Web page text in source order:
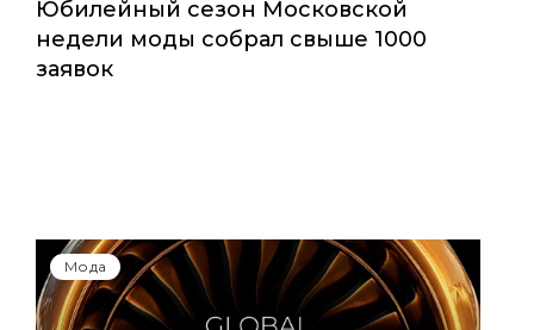
Юбилейный сезон Московской
недели моды собрал свыше 1000
заявок
Мода